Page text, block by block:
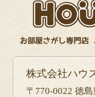
株式会社ハウ
〒770-0022 徳